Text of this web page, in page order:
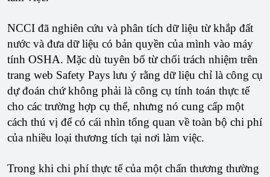
NCCI đã nghiên cứu và phân tích dữ liệu từ khắp đất
nước và đưa dữ liệu có bản quyền của mình vào máy
tính OSHA. Mặc dù tuyên bố từ chối trách nhiệm trên
trang web Safety Pays lưu ý rằng dữ liệu chỉ là công cụ
dự đoán chứ không phải là công cụ tính toán thực tế
cho các trường hợp cụ thể, nhưng nó cung cấp một
cách thú vị để có cái nhìn tổng quan về toàn bộ chi phí
của nhiều loại thương tích tại nơi làm việc.
Trong khi chi phí thực tế của một chấn thương thường